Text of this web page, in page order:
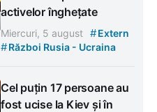
activelor înghețate
Miercuri, 5 august #Extern
#Război Rusia - Ucraina
Cel puțin 17 persoane au
fost ucise la Kiev și în